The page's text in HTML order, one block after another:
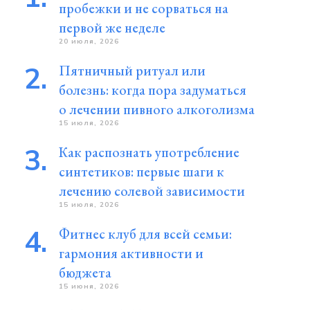
пробежки и не сорваться на
первой же неделе
20 июля, 2026
Пятничный ритуал или
болезнь: когда пора задуматься
о лечении пивного алкоголизма
15 июля, 2026
Как распознать употребление
синтетиков: первые шаги к
лечению солевой зависимости
15 июля, 2026
Фитнес клуб для всей семьи:
гармония активности и
бюджета
15 июня, 2026